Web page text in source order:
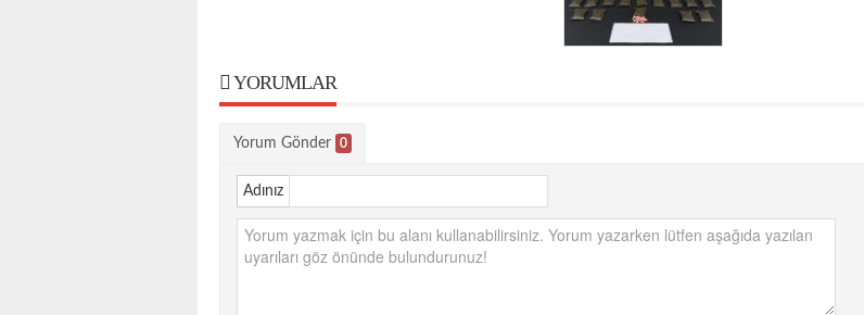
YORUMLAR
Yorum Gönder 0
Adınız